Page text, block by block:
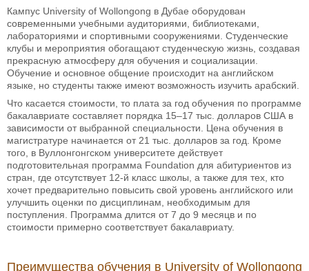
Кампус University of Wollongong в Дубае оборудован
современными учебными аудиториями, библиотеками,
лабораториями и спортивными сооружениями. Студенческие
клубы и мероприятия обогащают студенческую жизнь, создавая
прекрасную атмосферу для обучения и социализации.
Обучение и основное общение происходит на английском
языке, но студенты также имеют возможность изучить арабский.
Что касается стоимости, то плата за год обучения по программе
бакалавриате составляет порядка 15–17 тыс. долларов США в
зависимости от выбранной специальности. Цена обучения в
магистратуре начинается от 21 тыс. долларов за год. Кроме
того, в Вуллонгонгском университете действует
подготовительная программа Foundation для абитуриентов из
стран, где отсутствует 12-й класс школы, а также для тех, кто
хочет предварительно повысить свой уровень английского или
улучшить оценки по дисциплинам, необходимым для
поступления. Программа длится от 7 до 9 месяцв и по
стоимости примерно соответствует бакалавриату.
Преимущества обучения в University of Wollongong